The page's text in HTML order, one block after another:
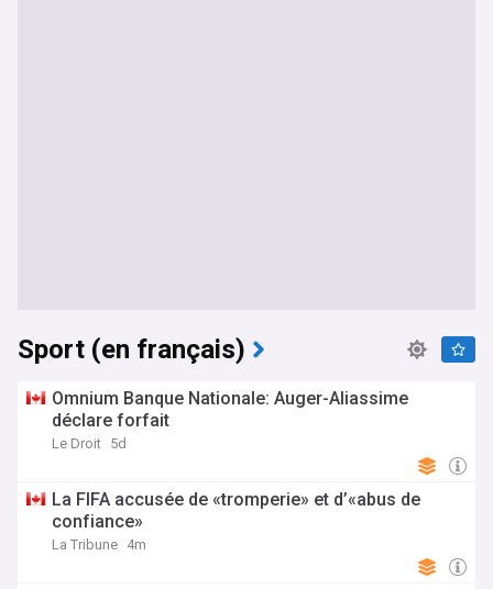
Sport (en français)
Omnium Banque Nationale: Auger-Aliassime
déclare forfait
Le Droit 5d
La FIFA accusée de «tromperie» et d’«abus de
confiance»
La Tribune 4m